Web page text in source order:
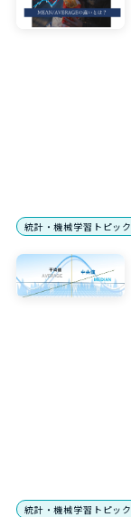
統計・機械学習トピック
統計・機械学習トピック